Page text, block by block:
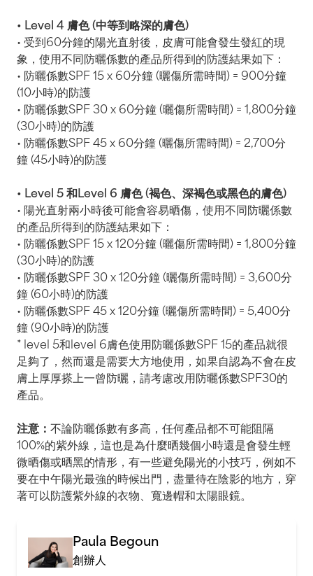
• Level 4 膚色 (中等到略深的膚色)
• 受到60分鐘的陽光直射後，皮膚可能會發生發紅的現
象，使用不同防曬係數的產品所得到的防護結果如下：
• 防曬係數SPF 15 x 60分鐘 (曬傷所需時間) = 900分鐘
(10小時)的防護
• 防曬係數SPF 30 x 60分鐘 (曬傷所需時間) = 1,800分鐘
(30小時)的防護
• 防曬係數SPF 45 x 60分鐘 (曬傷所需時間) = 2,700分
鐘 (45小時)的防護
• Level 5 和Level 6 膚色 (褐色、深褐色或黑色的膚色)
• 陽光直射兩小時後可能會容易晒傷，使用不同防曬係數
的產品所得到的防護結果如下：
• 防曬係數SPF 15 x 120分鐘 (曬傷所需時間) = 1,800分鐘
(30小時)的防護
• 防曬係數SPF 30 x 120分鐘 (曬傷所需時間) = 3,600分
鐘 (60小時)的防護
• 防曬係數SPF 45 x 120分鐘 (曬傷所需時間) = 5,400分
鐘 (90小時)的防護
* level 5和level 6膚色使用防曬係數SPF 15的產品就很
足夠了，然而還是需要大方地使用，如果自認為不會在皮
膚上厚厚搽上一曾防曬，請考慮改用防曬係數SPF30的
產品。
注意： 不論防曬係數有多高，任何產品都不可能阻隔
100%的紫外線，這也是為什麼晒幾個小時還是會發生輕
微晒傷或晒黑的情形，有一些避免陽光的小技巧，例如不
要在中午陽光最強的時候出門，盡量待在陰影的地方，穿
著可以防護紫外線的衣物、寬邊帽和太陽眼鏡。
Paula Begoun
創辦人